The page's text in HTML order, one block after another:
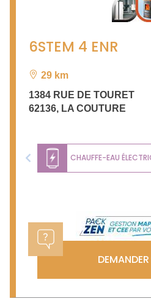
6STEM 4 ENR
29 km
1384 RUE DE TOURET
62136, LA COUTURE
CHAUFFE-EAU
Previous